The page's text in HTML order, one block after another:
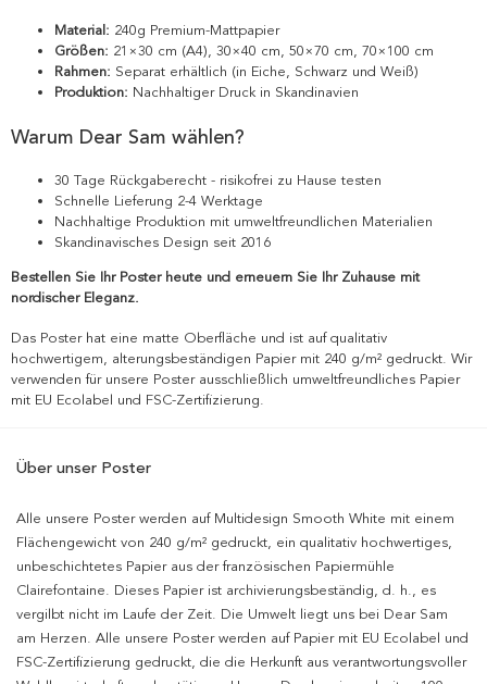
Material: 240g Premium-Mattpapier
Größen: 21×30 cm (A4), 30×40 cm, 50×70 cm, 70×100 cm
Rahmen: Separat erhältlich (in Eiche, Schwarz und Weiß)
Produktion: Nachhaltiger Druck in Skandinavien
Warum Dear Sam wählen?
30 Tage Rückgaberecht - risikofrei zu Hause testen
Schnelle Lieferung 2-4 Werktage
Nachhaltige Produktion mit umweltfreundlichen Materialien
Skandinavisches Design seit 2016
Bestellen Sie Ihr Poster heute und erneuern Sie Ihr Zuhause mit
nordischer Eleganz.
Das Poster hat eine matte Oberfläche und ist auf qualitativ
hochwertigem, alterungsbeständigen Papier mit 240 g/m² gedruckt. Wir
verwenden für unsere Poster ausschließlich umweltfreundliches Papier
mit EU Ecolabel und FSC-Zertifizierung.
Über unser Poster
Alle unsere Poster werden auf Multidesign Smooth White mit einem
Flächengewicht von 240 g/m² gedruckt, ein qualitativ hochwertiges,
unbeschichtetes Papier aus der französischen Papiermühle
Clairefontaine. Dieses Papier ist archivierungsbeständig, d. h., es
vergilbt nicht im Laufe der Zeit. Die Umwelt liegt uns bei Dear Sam
am Herzen. Alle unsere Poster werden auf Papier mit EU Ecolabel und
FSC-Zertifizierung gedruckt, die die Herkunft aus verantwortungsvoller